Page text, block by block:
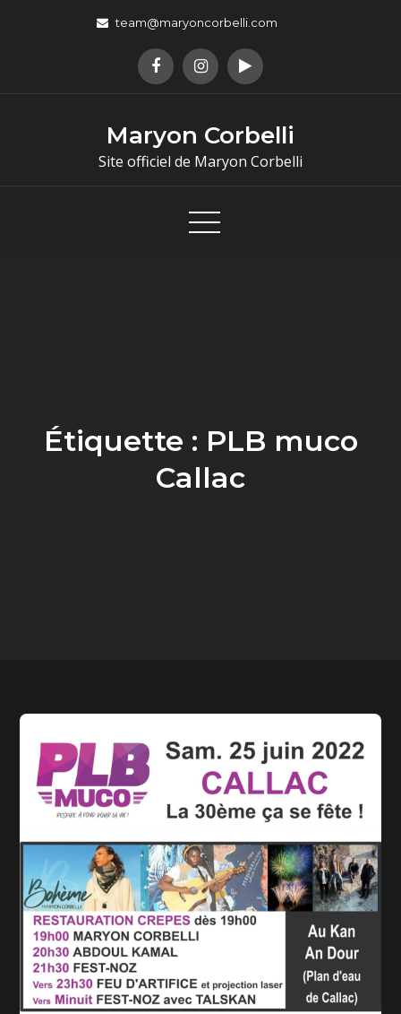
team@maryoncorbelli.com
Maryon Corbelli
Site officiel de Maryon Corbelli
Étiquette : PLB muco
Callac